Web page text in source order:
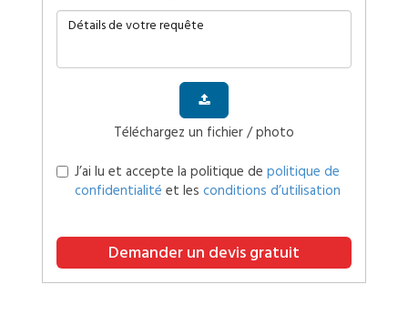
Téléchargez un fichier / photo
J’ai lu et accepte la politique de politique de
confidentialité et les conditions d’utilisation
Demander un devis gratuit